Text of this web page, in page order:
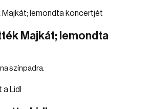
Majkát; lemondta
színpadra.